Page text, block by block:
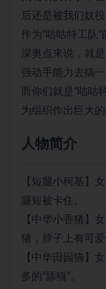
后还是被我们奴役
作为“咕咕特工队
深奥点来说，就
强动手能力去搞一
而你们就是“咕咕
为组织作出巨大
人物简介
【短腿小柯基】
腿短被卡住。
【中华小香猪】
猪，脖子上有可爱
【中华田园猫】
多的“舔猫”。